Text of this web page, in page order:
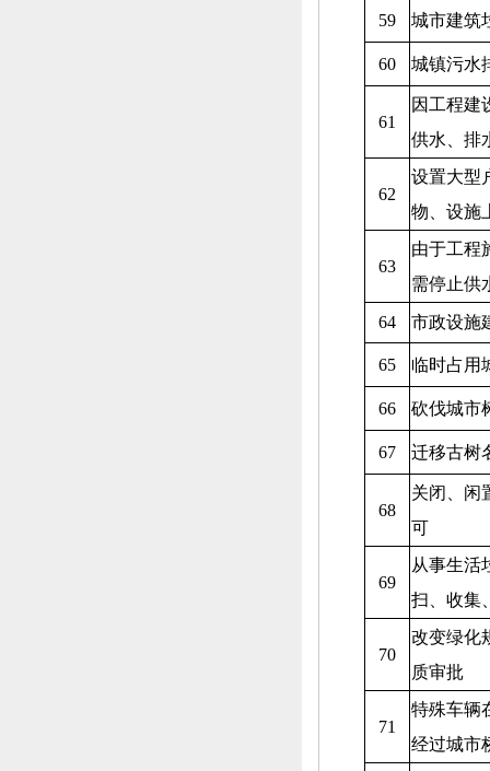
59 城市建筑
60 城镇污水
61
因工程建
供水、 排
62
设置大型
物、 设施
63
由于工程
需停止供
64 市政设施
65 临时占用
66 砍伐城市
67 迁移古树
68
关闭、 闲
可
69
从事生活
扫、 收集
70
改变绿化
质审批
71
特殊车辆
经过城市